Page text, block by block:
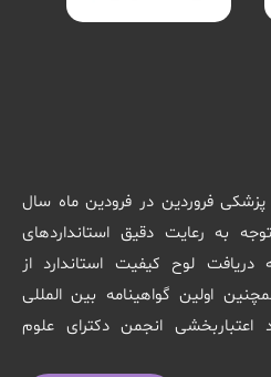
پزشکی فروردین در فرودین ماه سال
توجه به رعایت دقیق استانداردهای
دریافت لوح کیفیت استاندارد از
اولین گواهینامه بین المللی
ایزو 15189 از نهاد اعتباربخشی انجمن دکترای علوم